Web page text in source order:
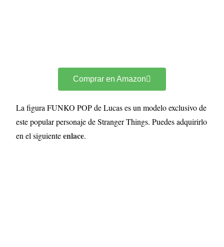
Comprar en Amazon
La figura FUNKO POP de Lucas es un modelo exclusivo de
este popular personaje de Stranger Things. Puedes adquirirlo
en el siguienteenlace.